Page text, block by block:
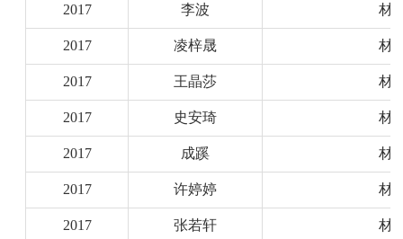
2017 李波 材
2017 凌梓晟 材
2017 王晶莎 材
2017 史安琦 材
2017 成蹊 材
2017 许婷婷 材
2017 张若轩 材